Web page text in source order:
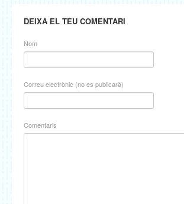
DEIXA EL TEU COMENTARI
Nom
Correu electrònic (no es publicarà)
Comentaris